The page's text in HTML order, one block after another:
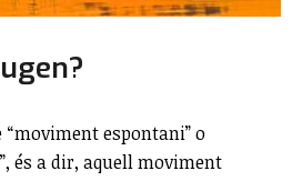
espontani” o
és a dir, aquell moviment